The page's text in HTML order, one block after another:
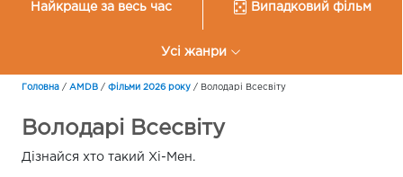
Найкраще за весь час Випадковий фільм
Усі жанри
Головна / AMDB / Фільми 2026 року / Володарі Всесвіту
Володарі Всесвіту
Дізнайся хто такий Хі-Мен.